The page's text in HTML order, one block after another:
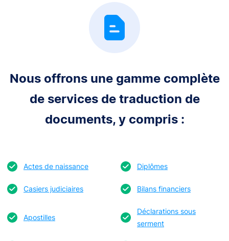
Nous offrons une gamme complète
de services de traduction de
documents, y compris :
Actes de naissance Diplômes
Casiers judiciaires Bilans financiers
Apostilles
Déclarations sous
serment